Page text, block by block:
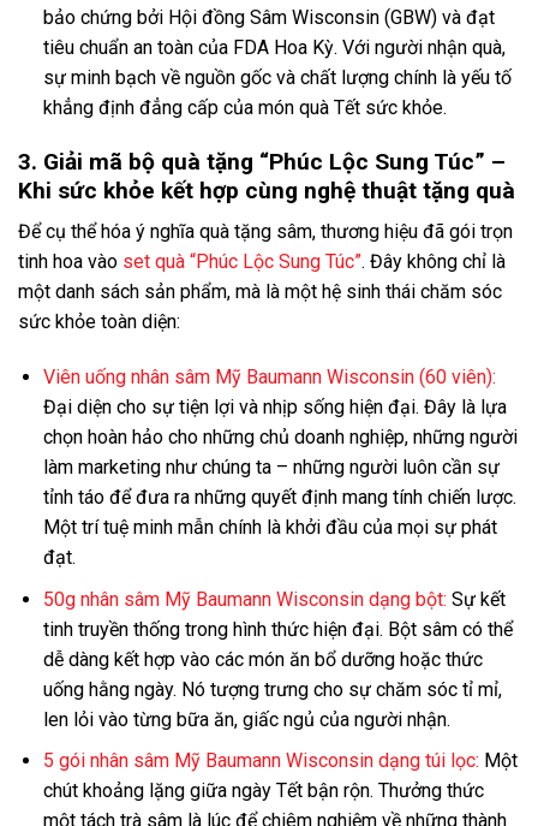
bảo chứng bởi Hội đồng Sâm Wisconsin (GBW) và đạt
tiêu chuẩn an toàn của FDA Hoa Kỳ. Với người nhận quà,
sự minh bạch về nguồn gốc và chất lượng chính là yếu tố
khẳng định đẳng cấp của món quà Tết sức khỏe.
3. Giải mã bộ quà tặng “Phúc Lộc Sung Túc” –
Khi sức khỏe kết hợp cùng nghệ thuật tặng quà
Để cụ thể hóa ý nghĩa quà tặng sâm, thương hiệu đã gói trọn
tinh hoa vào set quà “Phúc Lộc Sung Túc”. Đây không chỉ là
một danh sách sản phẩm, mà là một hệ sinh thái chăm sóc
sức khỏe toàn diện:
Viên uống nhân sâm Mỹ Baumann Wisconsin (60 viên):
Đại diện cho sự tiện lợi và nhịp sống hiện đại. Đây là lựa
chọn hoàn hảo cho những chủ doanh nghiệp, những người
làm marketing như chúng ta – những người luôn cần sự
tỉnh táo để đưa ra những quyết định mang tính chiến lược.
Một trí tuệ minh mẫn chính là khởi đầu của mọi sự phát
đạt.
50g nhân sâm Mỹ Baumann Wisconsin dạng bột: Sự kết
tinh truyền thống trong hình thức hiện đại. Bột sâm có thể
dễ dàng kết hợp vào các món ăn bổ dưỡng hoặc thức
uống hằng ngày. Nó tượng trưng cho sự chăm sóc tỉ mỉ,
len lỏi vào từng bữa ăn, giấc ngủ của người nhận.
5 gói nhân sâm Mỹ Baumann Wisconsin dạng túi lọc: Một
chút khoảng lặng giữa ngày Tết bận rộn. Thưởng thức
một tách trà sâm là lúc để chiêm nghiệm về những thành